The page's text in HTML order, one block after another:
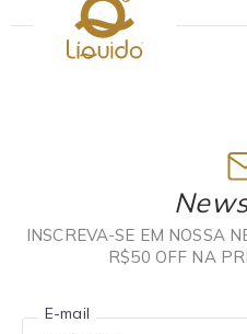
INSCREVA-SE EM NOSSA
R$50 OFF NA
E-mail